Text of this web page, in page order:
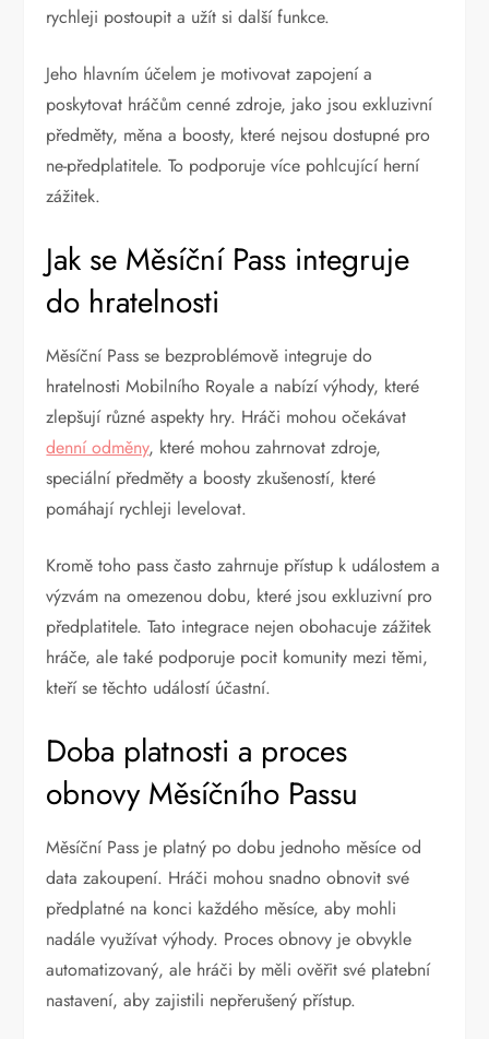
rychleji postoupit a užít si další funkce.
Jeho hlavním účelem je motivovat zapojení a
poskytovat hráčům cenné zdroje, jako jsou exkluzivní
předměty, měna a boosty, které nejsou dostupné pro
ne-předplatitele. To podporuje více pohlcující herní
zážitek.
Jak se Měsíční Pass integruje
do hratelnosti
Měsíční Pass se bezproblémově integruje do
hratelnosti Mobilního Royale a nabízí výhody, které
zlepšují různé aspekty hry. Hráči mohou očekávat
denní odměny, které mohou zahrnovat zdroje,
speciální předměty a boosty zkušeností, které
pomáhají rychleji levelovat.
Kromě toho pass často zahrnuje přístup k událostem a
výzvám na omezenou dobu, které jsou exkluzivní pro
předplatitele. Tato integrace nejen obohacuje zážitek
hráče, ale také podporuje pocit komunity mezi těmi,
kteří se těchto událostí účastní.
Doba platnosti a proces
obnovy Měsíčního Passu
Měsíční Pass je platný po dobu jednoho měsíce od
data zakoupení. Hráči mohou snadno obnovit své
předplatné na konci každého měsíce, aby mohli
nadále využívat výhody. Proces obnovy je obvykle
automatizovaný, ale hráči by měli ověřit své platební
nastavení, aby zajistili nepřerušený přístup.